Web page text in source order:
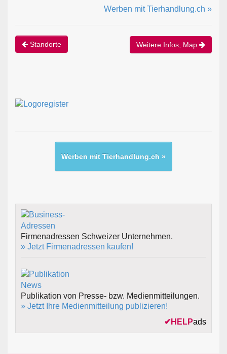
Werben mit Tierhandlung.ch »
Standorte Weitere Infos, Map
Werben mit Tierhandlung.ch »
Firmenadressen Schweizer Unternehmen.
» Jetzt Firmenadressen kaufen!
Publikation von Presse- bzw. Medienmitteilungen.
» Jetzt Ihre Medienmitteilung publizieren!
✔ HELPads